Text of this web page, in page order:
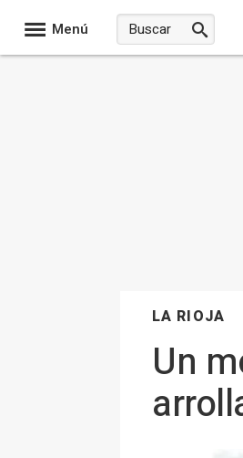
Menú
LA RIOJA
Un